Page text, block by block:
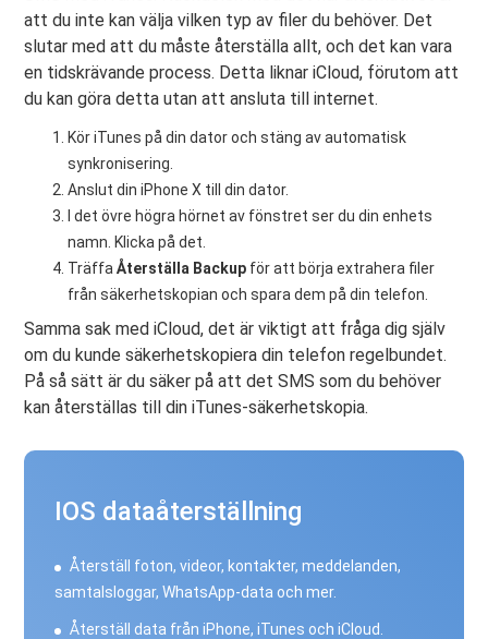
att du inte kan välja vilken typ av filer du behöver. Det
slutar med att du måste återställa allt, och det kan vara
en tidskrävande process. Detta liknar iCloud, förutom att
du kan göra detta utan att ansluta till internet.
Kör iTunes på din dator och stäng av automatisk
synkronisering.
Anslut din iPhone X till din dator.
I det övre högra hörnet av fönstret ser du din enhets
namn. Klicka på det.
TräffaÅterställa Backup för att börja extrahera filer
från säkerhetskopian och spara dem på din telefon.
Samma sak med iCloud, det är viktigt att fråga dig själv
om du kunde säkerhetskopiera din telefon regelbundet.
På så sätt är du säker på att det SMS som du behöver
kan återställas till din iTunes-säkerhetskopia.
IOS dataåterställning
Återställ foton, videor, kontakter, meddelanden,
samtalsloggar, WhatsApp-data och mer.
Återställ data från iPhone, iTunes och iCloud.